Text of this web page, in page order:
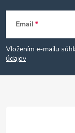
Z
á
p
Email
Vložením e-mailu
údajov